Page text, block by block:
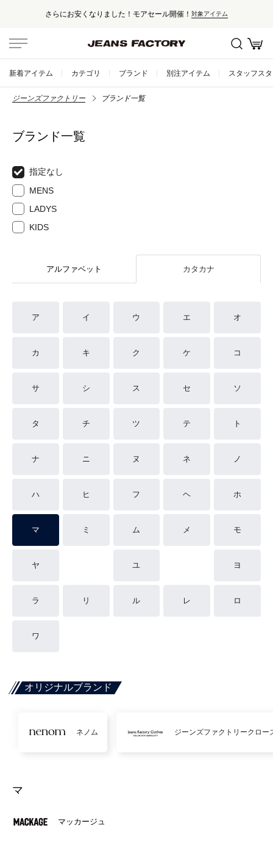
さらにお安くなりました！モアセール開催！ 対象アイテム
新着アイテム カテゴリ ブランド 別注アイテム スタッフス
ジーンズファクトリー ブランド一覧
ブランド一覧
指定なし
MENS
LADYS
KIDS
アルファベット カタカナ
ア イ ウ エ オ
カ キ ク ケ コ
サ シ ス セ ソ
タ チ ツ テ ト
ナ ニ ヌ ネ ノ
ハ ヒ フ ヘ ホ
マ ミ ム メ モ
ヤ ユ ヨ
ラ リ ル レ ロ
ワ
オリジナルブランド
ネノム ジーンズファクトリークロー
マ
マッカージュ